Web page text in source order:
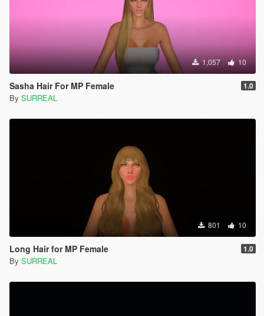
1,057 10
Sasha Hair For MP Female 1.0
By SURREAL
801 10
Long Hair for MP Female 1.0
By SURREAL